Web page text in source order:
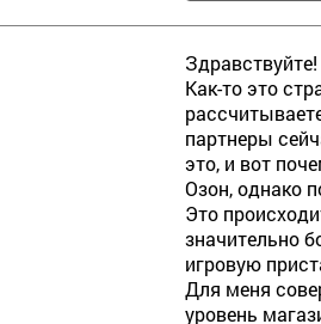
Здравствуйте!
Как-то это
партнеры
это, и вот
Озон, однако
Это
значительно
игровую
Для меня
уровень